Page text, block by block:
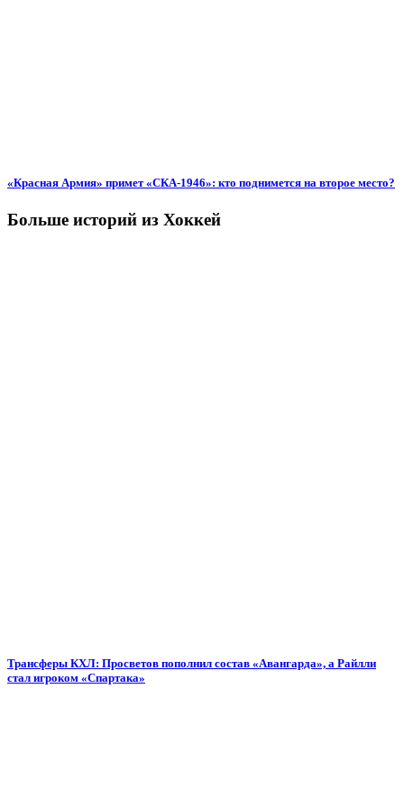
«Красная Армия» примет «СКА-1946»: кто поднимется на второе место?
Больше историй из Хоккей
Трансферы КХЛ: Просветов пополнил состав «Авангарда», а Райлли
стал игроком «Спартака»